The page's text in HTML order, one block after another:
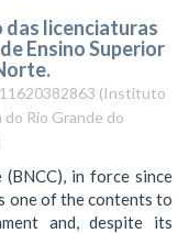
das licenciaturas
Ensino Superior
(Instituto
do Rio Grande do
in force since
one of the contents to
and, despite its